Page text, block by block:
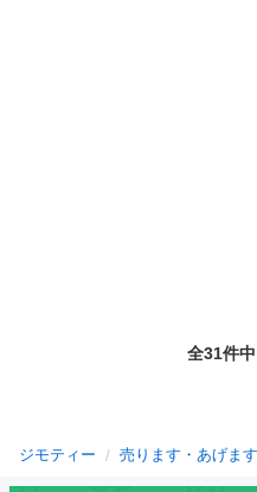
全31件
ジモティー 売ります・あげます